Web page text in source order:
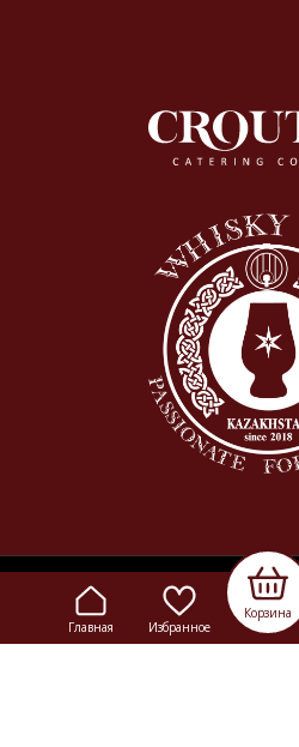
Главная Избранное
Корзина
© 2009-2026 Elitalco.kz